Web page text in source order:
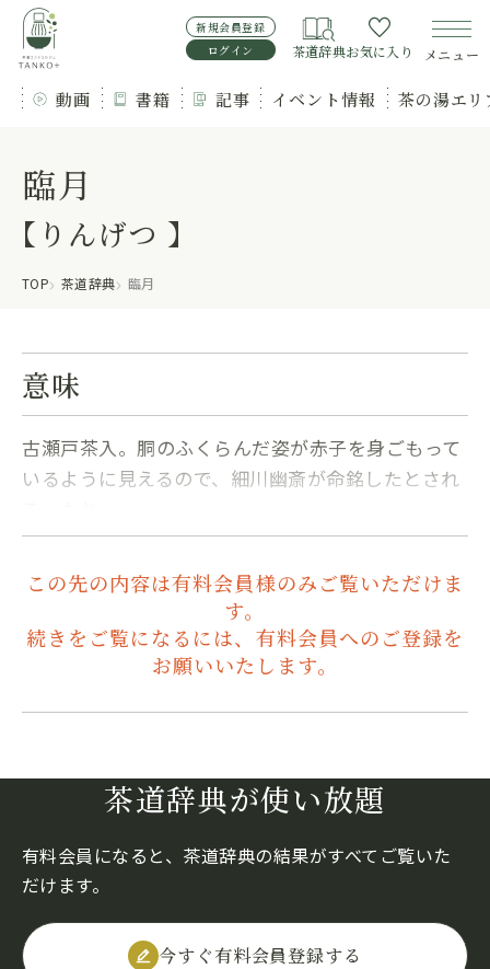
新規会員登録
ログイン
茶道辞典お気に入り メニュー
動画 書籍 記事 イベント情報 茶の湯エ
臨月
【りんげつ 】
TOP 茶道辞典 臨月
意味
古瀬戸茶入。胴のふくらんだ姿が赤子を身ごもって
いるように見えるので、細川幽斎が命銘したとされ
この先の内容は有料会員様のみご覧いただけま
す。
続きをご覧になるには、有料会員へのご登録を
お願いいたします。
茶道辞典が使い放題
有料会員になると、茶道辞典の結果がすべてご覧いた
だけます。
今すぐ有料会員登録する